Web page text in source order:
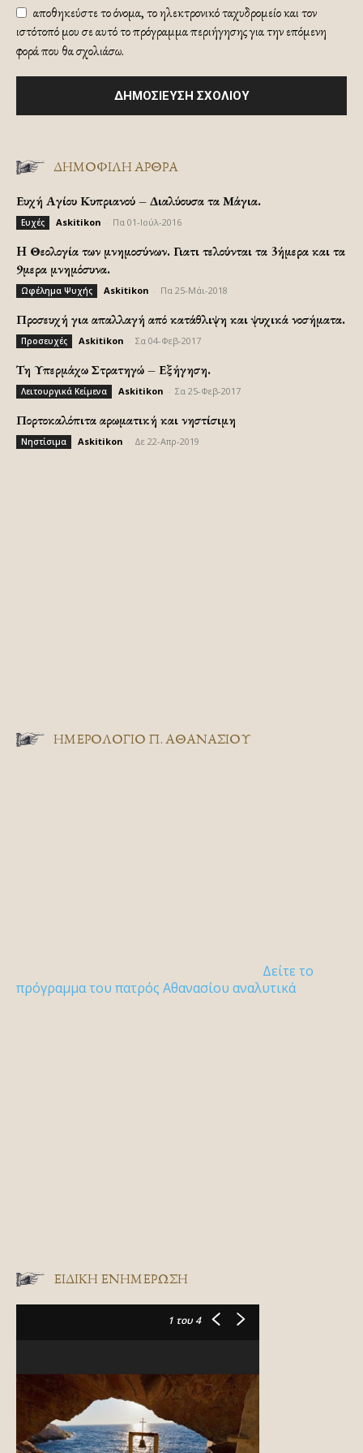
αποθηκεύστε το όνομα, το ηλεκτρονικό ταχυδρομείο και τον
ιστότοπό μου σε αυτό το πρόγραμμα περιήγησης για την επόμενη
φορά που θα σχολιάσω.
ΔΗΜΟΦΙΛΗ ΑΡΘΡΑ
Ευχή Αγίου Κυπριανού – Διαλύουσα τα Μάγια.
Ευχές Askitikon Πα 01-Ιούλ-2016
H Θεολογία των μνημοσύνων. Γιατι τελούνται τα 3ήμερα και τα
9μερα μνημόσυνα.
Ωφέλημα Ψυχής Askitikon Πα 25-Μάι-2018
Προσευχή για απαλλαγή από κατάθλιψη και ψυχικά νοσήματα.
Προσευχές Askitikon Σα 04-Φεβ-2017
Τη Υπερμάχω Στρατηγώ – Εξήγηση.
Λειτουργικά Κείμενα Askitikon Σα 25-Φεβ-2017
Πορτοκαλόπιτα αρωματική και νηστίσιμη
Νηστίσιμα Askitikon Δε 22-Απρ-2019
ΗΜΕΡΟΛΟΓΙΟ Π. ΑΘΑΝΑΣΙΟΥ
Δείτε το
πρόγραμμα του πατρός Αθανασίου αναλυτικά
ΕΙΔΙΚΉ ΕΝΗΜΈΡΩΣΗ
1 του 4